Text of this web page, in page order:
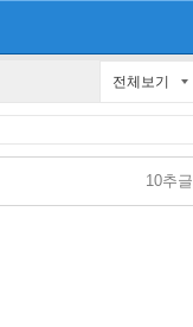
전체보기
10추글